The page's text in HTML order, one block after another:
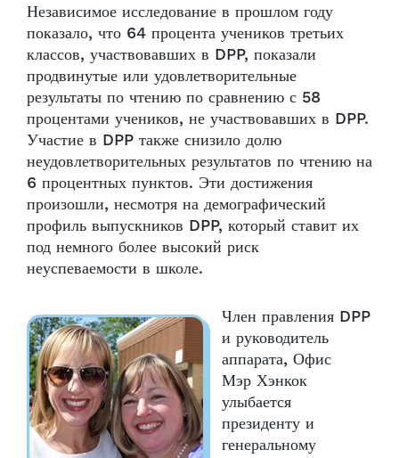
Независимое исследование в прошлом году
показало, что 64 процента учеников третьих
классов, участвовавших в DPP, показали
продвинутые или удовлетворительные
результаты по чтению по сравнению с 58
процентами учеников, не участвовавших в DPP.
Участие в DPP также снизило долю
неудовлетворительных результатов по чтению на
6 процентных пунктов. Эти достижения
произошли, несмотря на демографический
профиль выпускников DPP, который ставит их
под немного более высокий риск
неуспеваемости в школе.
Член правления DPP
и руководитель
аппарата, Офис
Мэр Хэнкок
улыбается
президенту и
генеральному